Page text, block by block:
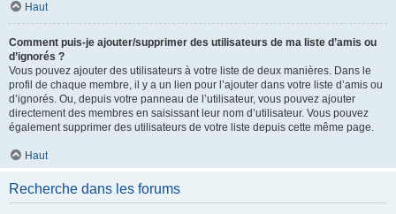
Haut
Comment puis-je ajouter/supprimer des utilisateurs de ma liste d’amis ou
d’ignorés ?
Vous pouvez ajouter des utilisateurs à votre liste de deux manières. Dans le
profil de chaque membre, il y a un lien pour l’ajouter dans votre liste d’amis ou
d’ignorés. Ou, depuis votre panneau de l’utilisateur, vous pouvez ajouter
directement des membres en saisissant leur nom d’utilisateur. Vous pouvez
également supprimer des utilisateurs de votre liste depuis cette même page.
Haut
Recherche dans les forums